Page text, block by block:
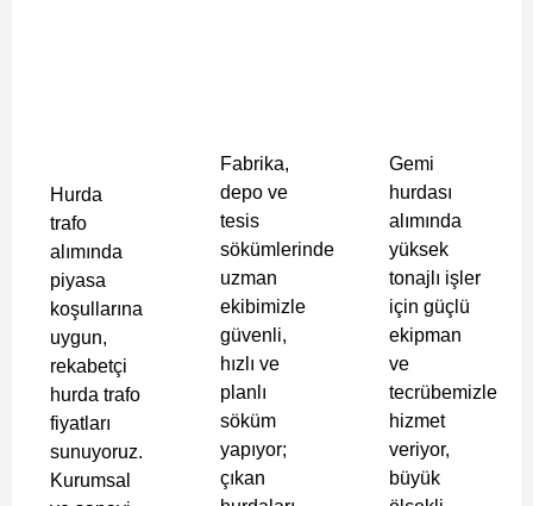
Hurda
trafo
alımında
piyasa
koşullarına
uygun,
rekabetçi
hurda trafo
fiyatları
sunuyoruz.
Kurumsal
Fabrika,
depo ve
tesis
sökümlerinde
uzman
ekibimizle
güvenli,
hızlı ve
planlı
söküm
yapıyor;
çıkan
Gemi
hurdası
alımında
yüksek
tonajlı işler
için güçlü
ekipman
ve
tecrübemizle
hizmet
veriyor,
büyük